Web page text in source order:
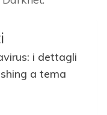
i dettagli
a tema